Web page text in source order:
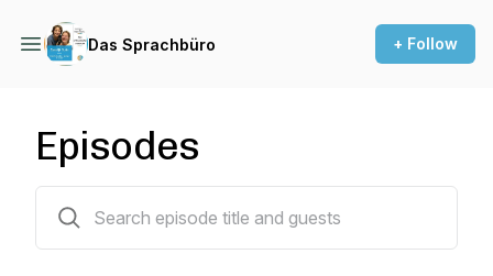
Das Sprachbüro + Follow
Episodes